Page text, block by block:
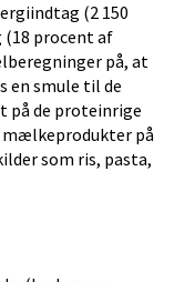
(2 150
procent af
på, at
en smule til de
de proteinrige
på
som ris, pasta,